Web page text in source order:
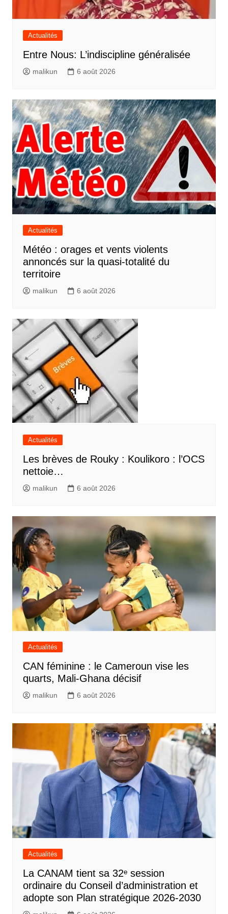
Actualités
Entre Nous: L’indiscipline généralisée
malikun 6 août 2026
Actualités
Météo : orages et vents violents
annoncés sur la quasi-totalité du
territoire
malikun 6 août 2026
Actualités
Les brèves de Rouky : Koulikoro : l’OCS
nettoie…
malikun 6 août 2026
Actualités
CAN féminine : le Cameroun vise les
quarts, Mali-Ghana décisif
malikun 6 août 2026
Actualités
La CANAM tient sa 32ᵉ session
ordinaire du Conseil d’administration et
adopte son Plan stratégique 2026-2030